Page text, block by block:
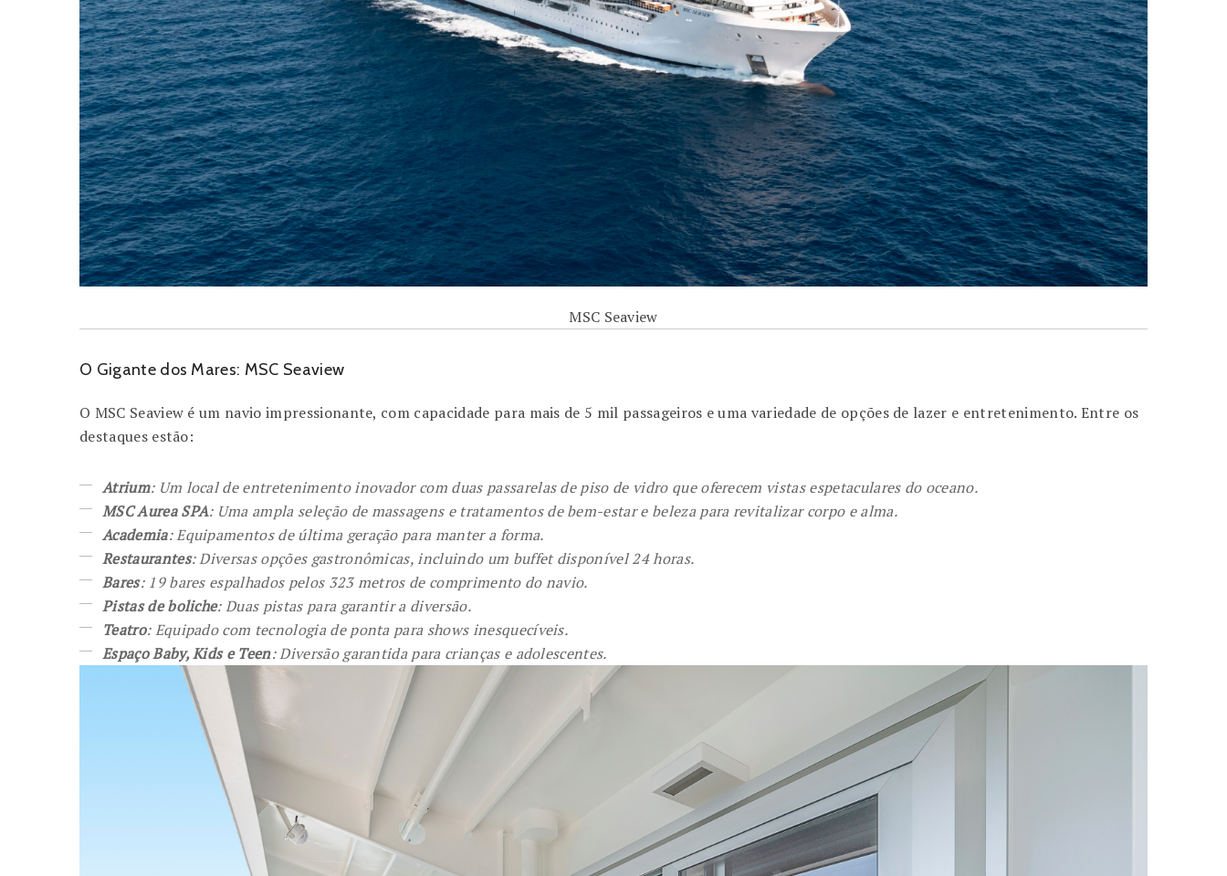
MSC Seaview
O Gigante dos Mares: MSC Seaview
O MSC Seaview é um navio impressionante, com capacidade para mais de 5 mil passageiros e uma variedade de opções de lazer e entretenimento. Entre os
destaques estão:
Atrium: Um local de entretenimento inovador com duas passarelas de piso de vidro que oferecem vistas espetaculares do oceano.
MSC Aurea SPA: Uma ampla seleção de massagens e tratamentos de bem-estar e beleza para revitalizar corpo e alma.
Academia: Equipamentos de última geração para manter a forma.
Restaurantes: Diversas opções gastronômicas, incluindo um buffet disponível 24 horas.
Bares: 19 bares espalhados pelos 323 metros de comprimento do navio.
Pistas de boliche: Duas pistas para garantir a diversão.
Teatro: Equipado com tecnologia de ponta para shows inesquecíveis.
Espaço Baby, Kids e Teen: Diversão garantida para crianças e adolescentes.